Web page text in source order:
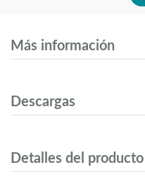
Más información
Descargas
Detalles del producto